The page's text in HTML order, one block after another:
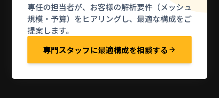
専任の担当者が、お客様の解析要件（メッシュ
規模・予算）をヒアリングし、最適な構成をご
提案します。
専門スタッフに最適構成を相談する